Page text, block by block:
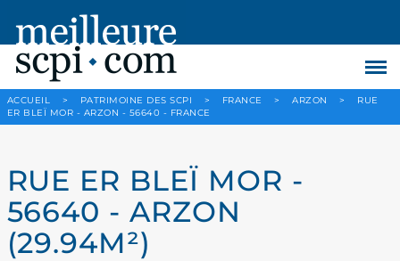
ACCUEIL > PATRIMOINE DES SCPI > FRANCE > ARZON >
RUE
ER BLEÏ MOR - ARZON - 56640 - FRANCE
RUE ER BLEÏ MOR -
56640 - ARZON
(29.94M²)